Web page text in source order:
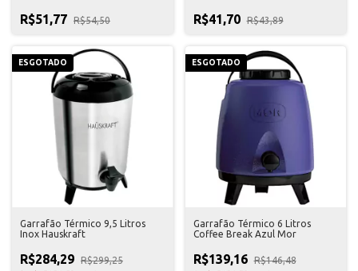
R$51,77 R$54,50 R$41,70 R$43,89
ESGOTADO
Garrafão Térmico 9,5 Litros
Inox Hauskraft
R$284,29 R$299,25
ESGOTADO
Garrafão Térmico 6 Litros
Coffee Break Azul Mor
R$139,16 R$146,48